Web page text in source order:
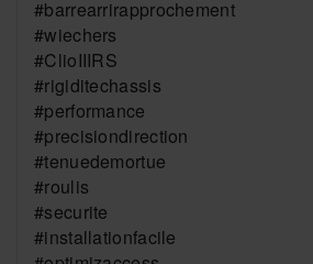
#barrearrirapprochement
#wiechers
#ClioIIIRS
#rigiditechassis
#performance
#precisiondirection
#tenuedemortue
#roulis
#securite
#installationfacile